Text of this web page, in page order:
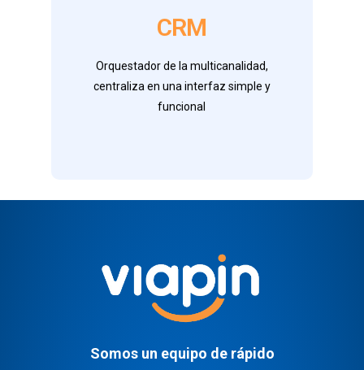
CRM
Orquestador de la multicanalidad,
centraliza en una interfaz simple y
funcional
* Módulos de Gestión de Clientes
* Funcionalidades de Comunicación
* Documentación y Capacitación
Somos un equipo de rápido